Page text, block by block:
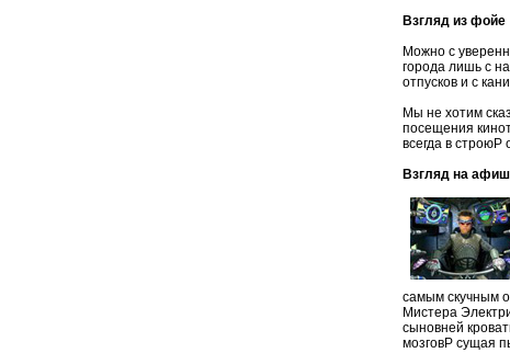
Взгляд из фойе
Можно с
города лишь с
отпусков и с
Мы не хотим
посещения
всегда в строюP
Взгляд на
самым скучным
Мистера
сыновней
мозговP сущая